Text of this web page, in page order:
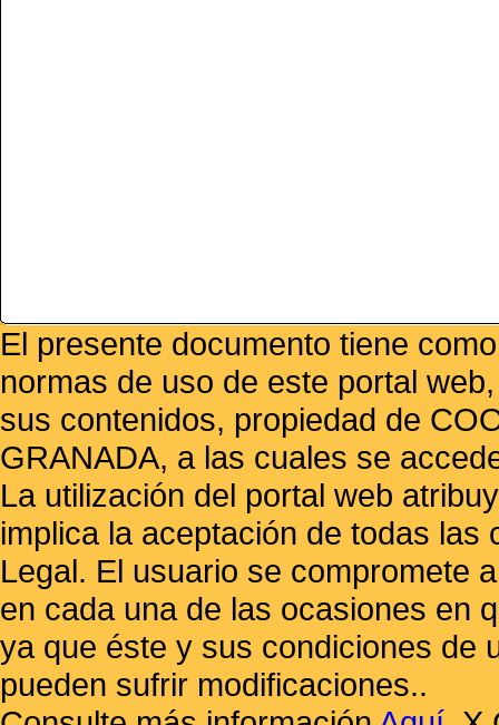
El presente documento tiene
normas de uso de este portal
sus contenidos, propiedad de
GRANADA, a las cuales se
La utilización del portal web
implica la aceptación de todas
Legal. El usuario se compromete
en cada una de las ocasiones en
ya que éste y sus condiciones de
pueden sufrir modificaciones..